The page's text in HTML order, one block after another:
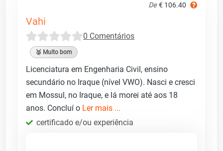
De € 106.40
Vahi
0 Comentários
🥈 Muito bom
Licenciatura em Engenharia Civil, ensino
secundário no Iraque (nível VWO). Nasci e cresci
em Mossul, no Iraque, e lá morei até aos 18
anos. Concluí o Ler mais ...
certificado e/ou experiência